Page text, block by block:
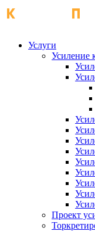
Услуги
Усиление
Проект